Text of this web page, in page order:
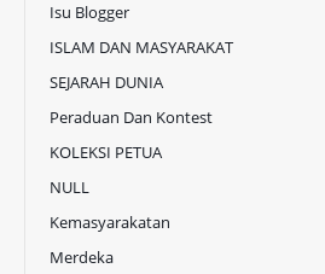
Isu Blogger
ISLAM DAN MASYARAKAT
SEJARAH DUNIA
Peraduan Dan Kontest
KOLEKSI PETUA
NULL
Kemasyarakatan
Merdeka